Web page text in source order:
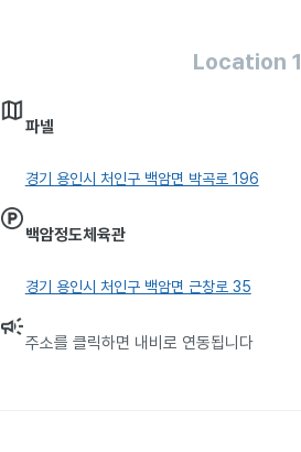
Location 1
파넬
경기 용인시 처인구 백암면 박곡로 196
백암정도체육관
경기 용인시 처인구 백암면 근창로 35
주소를 클릭하면 내비로 연동됩니다